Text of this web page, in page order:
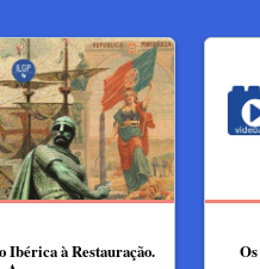
Ibérica à Restauração.